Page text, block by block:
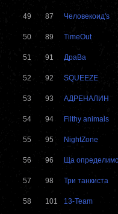
49 87 Человекоид's
50 89 TimeOut
51 91 ДраВа
52 92 SQUEEZE
53 93 АДРЕНАЛИН
54 94 Filthy animals
55 95 NightZone
56 96 Ща
57 98 Три танкиста
58 101 13-Team